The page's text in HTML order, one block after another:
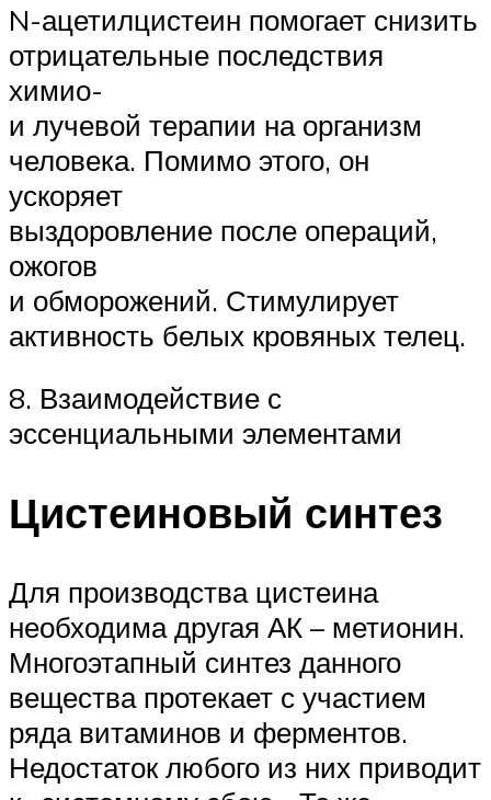
N-ацетилцистеин помогает снизить
отрицательные последствия
химио-
и лучевой терапии на организм
человека. Помимо этого, он
ускоряет
выздоровление после операций,
ожогов
и обморожений. Стимулирует
активность белых кровяных телец.
8. Взаимодействие с
эссенциальными элементами
Цистеиновый синтез
Для производства цистеина
необходима другая АК – метионин.
Многоэтапный синтез данного
вещества протекает с участием
ряда витаминов и ферментов.
Недостаток любого из них приводит